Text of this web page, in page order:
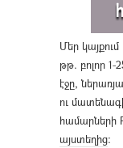
Մեր
թթ. բոլոր
էջը,
ու
համարների
այստեղից։